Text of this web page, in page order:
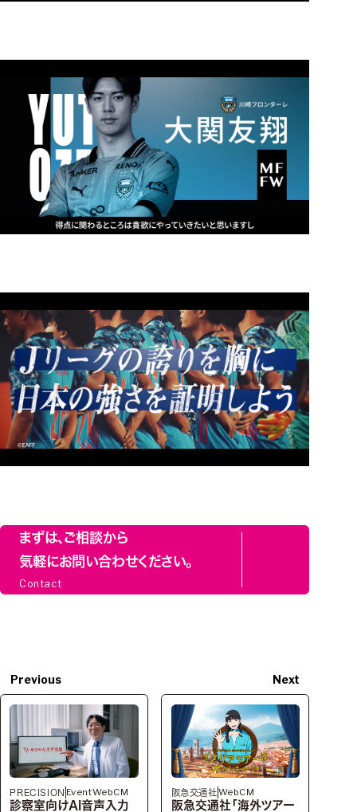
まずは、ご相談から
気軽にお問い合わせください。
Contact
Previous
PRECISION EventWebCM
診察室向けAI音声入力
Next
阪急交通社WebCM
阪急交通社「海外ツアー